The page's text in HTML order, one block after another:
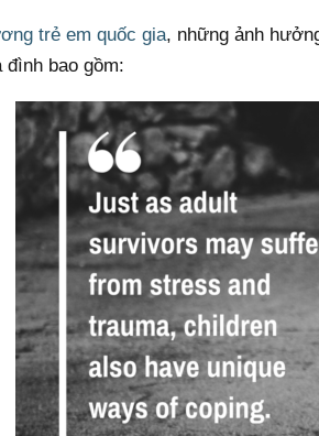
trẻ em quốc gia, những ảnh
bao gồm: